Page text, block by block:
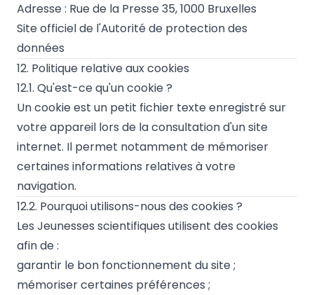
Adresse : Rue de la Presse 35, 1000 Bruxelles
Site officiel de l'Autorité de protection des
données
12. Politique relative aux cookies
12.1. Qu'est-ce qu'un cookie ?
Un cookie est un petit fichier texte enregistré sur
votre appareil lors de la consultation d'un site
internet. Il permet notamment de mémoriser
certaines informations relatives à votre
navigation.
12.2. Pourquoi utilisons-nous des cookies ?
Les Jeunesses scientifiques utilisent des cookies
afin de :
garantir le bon fonctionnement du site ;
mémoriser certaines préférences ;